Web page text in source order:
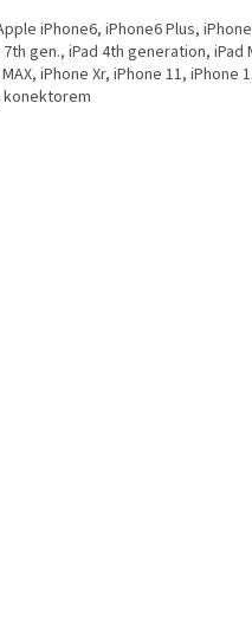
iPhone6, iPhone6 Plus,
gen., iPad 4th generation, iPad
iPhone Xr, iPhone 11, iPhone
konektorem